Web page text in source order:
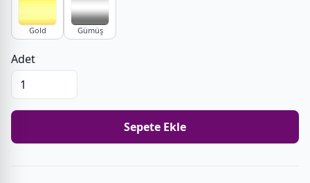
Gold Gümüş
Adet
Sepete Ekle